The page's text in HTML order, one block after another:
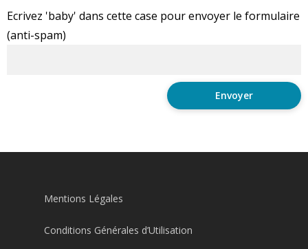
Ecrivez 'baby' dans cette case pour envoyer le formulaire
(anti-spam)
Mentions Légales
Conditions Générales d’Utilisation